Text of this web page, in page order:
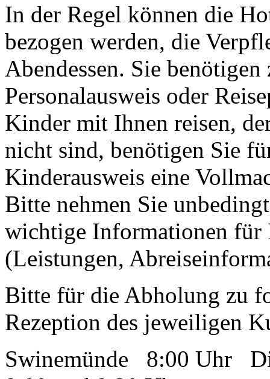
In der Regel können die
bezogen werden, die
Abendessen. Sie
Personalausweis oder
Kinder mit Ihnen reisen,
nicht sind, benötigen Sie
Kinderausweis eine
Bitte nehmen Sie
wichtige Informationen für
(Leistungen,
Bitte für die Abholung zu
Rezeption des jeweiligen
Swinemünde 8:00 Uhr